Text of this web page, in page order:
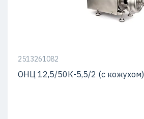
2513261082
ОНЦ 12,5/50К-5,5/2 (с кожухом)